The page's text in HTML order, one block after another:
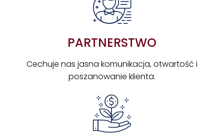
PARTNERSTWO
Cechuje nas jasna komunikacja, otwartość i
poszanowanie klienta.